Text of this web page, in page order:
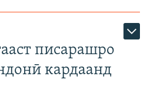
писарашро
кардаанд